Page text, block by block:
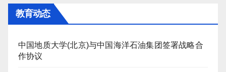
教育动态
中国地质大学(北京)与中国海洋石油集团签署战略合
作协议